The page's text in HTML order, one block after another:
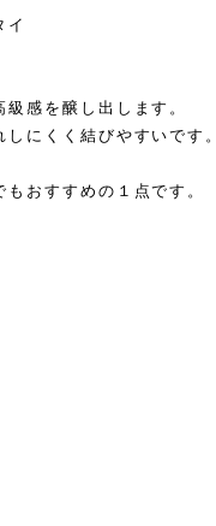
イ
感を醸し出します。
にくく結びやすいです。
おすすめの１点です。